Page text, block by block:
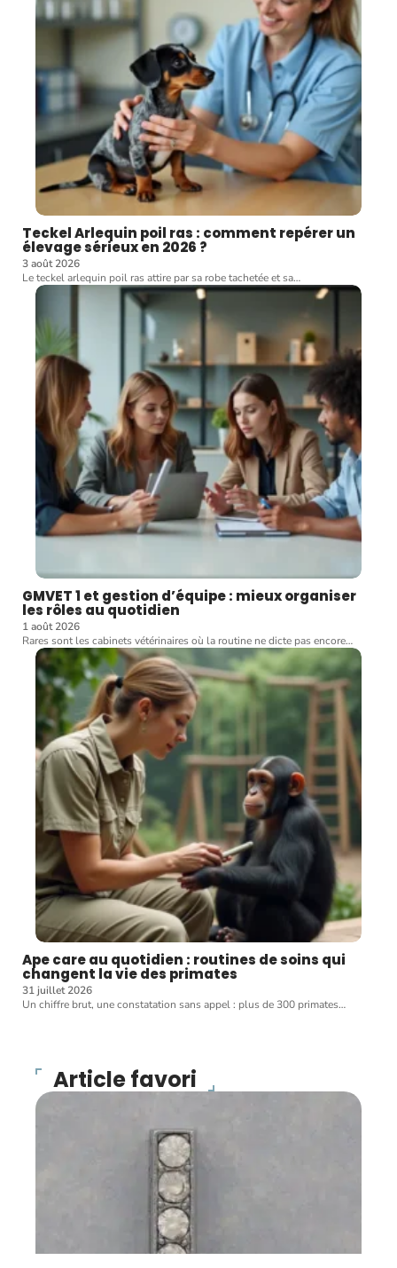
Teckel Arlequin poil ras : comment repérer un
élevage sérieux en 2026 ?
3 août 2026
Le teckel arlequin poil ras attire par sa robe tachetée et sa…
GMVET 1 et gestion d’équipe : mieux organiser
les rôles au quotidien
1 août 2026
Rares sont les cabinets vétérinaires où la routine ne dicte pas encore…
Ape care au quotidien : routines de soins qui
changent la vie des primates
31 juillet 2026
Un chiffre brut, une constatation sans appel : plus de 300 primates…
Article favori